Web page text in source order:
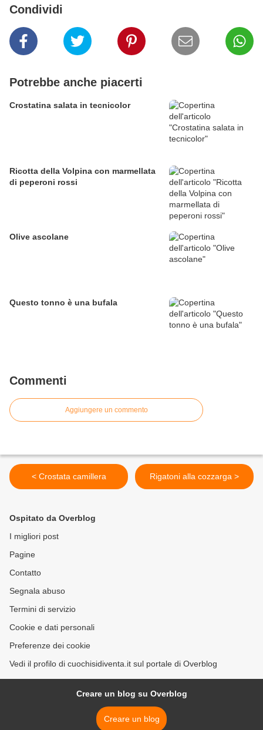
Condividi
Potrebbe anche piacerti
Crostatina salata in tecnicolor
Ricotta della Volpina con marmellata
di peperoni rossi
Olive ascolane
Questo tonno è una bufala
Commenti
Aggiungere un commento
< Crostata camillera Rigatoni alla cozzarga >
Ospitato da Overblog
I migliori post
Pagine
Contatto
Segnala abuso
Termini di servizio
Cookie e dati personali
Preferenze dei cookie
Vedi il profilo di cuochisidiventa.it sul portale di Overblog
Creare un blog su Overblog
Creare un blog